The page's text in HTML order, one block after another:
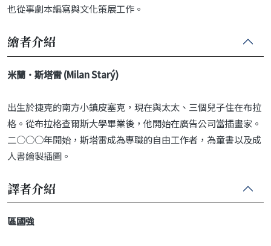
也從事劇本編寫與文化策展工作。
繪者介紹
米蘭．斯塔雷 (Milan Starý)
出生於捷克的南方小鎮皮塞克，現在與太太、三個兒子住在布拉
格。從布拉格查爾斯大學畢業後，他開始在廣告公司當插畫家。
二○○○年開始，斯塔雷成為專職的自由工作者，為童書以及成
人書繪製插圖。
譯者介紹
區國強